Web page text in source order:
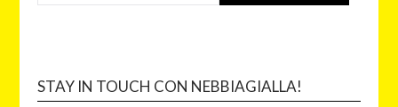
STAY IN TOUCH CON NEBBIAGIALLA!